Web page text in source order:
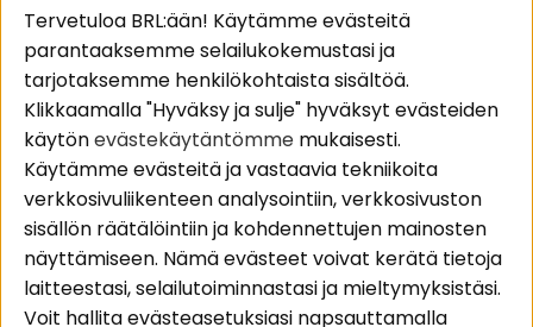
Suositut sivut
Pakettiratkaisut
Autostereot
Kaiuttimet
Päätevahvistimet
Lisätarvikkeet
Kaapelit
Asiakaspalvelu
Evästeet
Huolto- ja
takuutiedot
Ostoehdot
Palautus
Tietosuojapolitiikka
Alueet Seuraa meitä
Tervetuloa BRL:ään! Käytämme evästeitä
parantaaksemme selailukokemustasi ja
tarjotaksemme henkilökohtaista sisältöä.
Klikkaamalla "Hyväksy ja sulje" hyväksyt evästeiden
käytönevästekäytäntömme mukaisesti.
Käytämme evästeitä ja vastaavia tekniikoita
verkkosivuliikenteen analysointiin, verkkosivuston
sisällön räätälöintiin ja kohdennettujen mainosten
näyttämiseen. Nämä evästeet voivat kerätä tietoja
laitteestasi, selailutoiminnastasi ja mieltymyksistäsi.
Voit hallita evästeasetuksiasi napsauttamalla